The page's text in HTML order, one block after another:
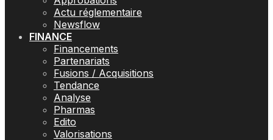
Actu réglementaire
Newsflow
FINANCE
Financements
Partenariats
Fusions / Acquisitions
Tendance
Analyse
Pharmas
Edito
Valorisations